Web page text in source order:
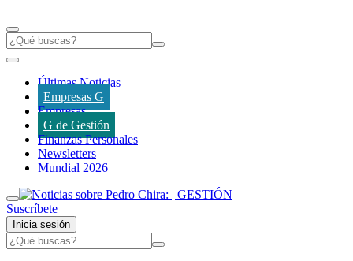
Últimas Noticias
Empresas G
Empresas
G de Gestión
Finanzas Personales
Newsletters
Mundial 2026
Suscríbete
Inicia sesión